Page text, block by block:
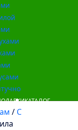
КАТАЛОГ
/ С